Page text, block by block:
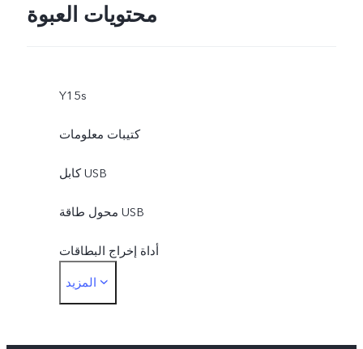
محتويات العبوة
Y15s
كتيبات معلومات
كابل USB
محول طاقة USB
أداة إخراج البطاقات
حافظة الهاتف
المزيد